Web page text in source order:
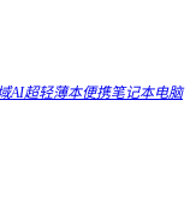
AI超轻薄本便携笔记本电脑